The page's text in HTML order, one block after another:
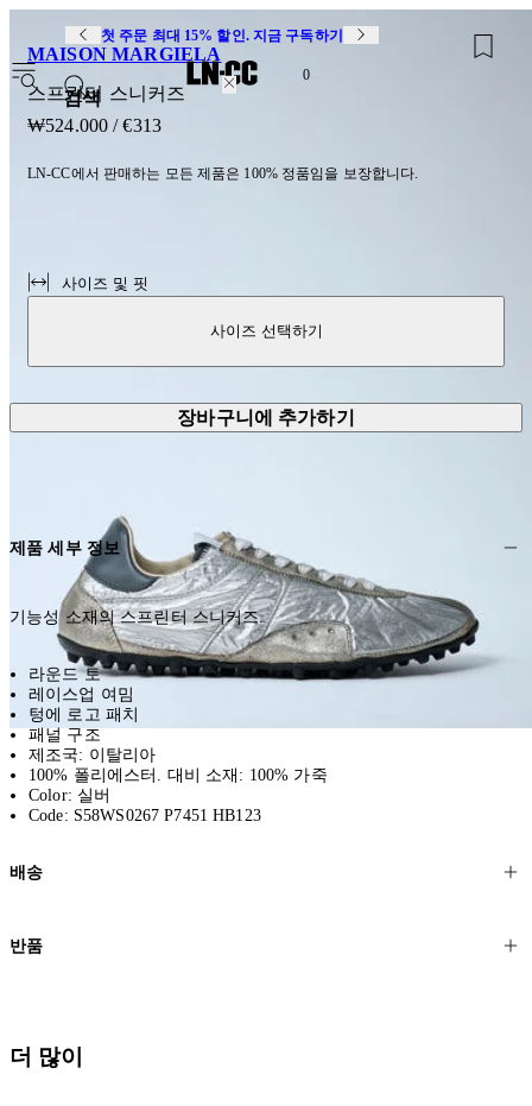
첫 주문 최대 15% 할인. 지금 구독하기
검색
0
MAISON MARGIELA
스프린터 스니커즈
₩524.000 / €313
LN-CC에서 판매하는 모든 제품은 100% 정품임을 보장합니다.
사이즈 및 핏
사이즈 선택하기
장바구니에 추가하기
제품 세부 정보
기능성 소재의 스프린터 스니커즈.
라운드 토
레이스업 여밈
텅에 로고 패치
패널 구조
제조국: 이탈리아
100% 폴리에스터. 대비 소재: 100% 가죽
Color: 실버
Code: S58WS0267 P7451 HB123
배송
고객님의 위치에 따라 일반 배송과 익스프레스 배송을 제공합니다.
실 수 있습니다.
반품
배송일로부터 영업일 기준 30일 이내에 접수된 반품에 대해서는 기꺼
이 환불해 드리겠습니다.반품 상품은 원래 상태를 유지하고 반드시
더 많이